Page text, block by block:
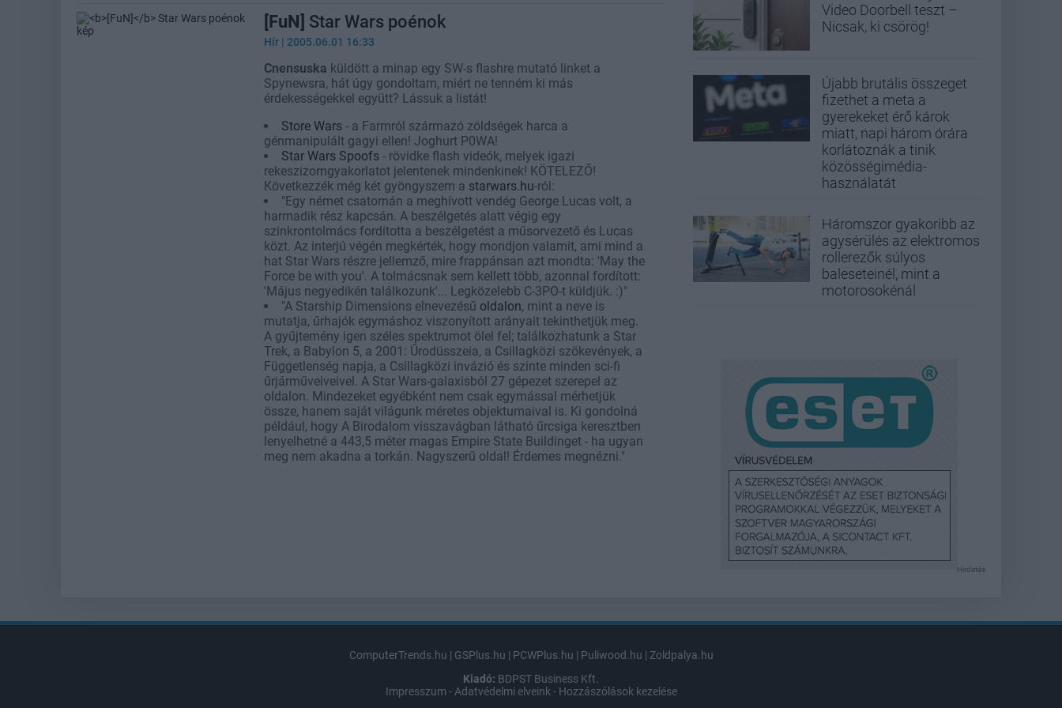
[FuN] Star Wars poénok
Hír | 2005.06.01 16:33
Cnensuska küldött a minap egy SW-s flashre mutató linket a
Spynewsra, hát úgy gondoltam, miért ne tenném ki más
érdekességekkel együtt? Lássuk a listát!
Store Wars - a Farmról származó zöldségek harca a
génmanipulált gagyi ellen! Joghurt P0WA!
Star Wars Spoofs - rövidke flash videók, melyek igazi
rekeszizomgyakorlatot jelentenek mindenkinek! KÖTELEZŐ!
Következzék még két gyöngyszem a starwars.hu-ról:
"Egy német csatornán a meghívott vendég George Lucas volt, a
harmadik rész kapcsán. A beszélgetés alatt végig egy
szinkrontolmács fordította a beszélgetést a műsorvezető és Lucas
közt. Az interjú végén megkérték, hogy mondjon valamit, ami mind a
hat Star Wars részre jellemző, mire frappánsan azt mondta: 'May the
Force be with you'. A tolmácsnak sem kellett több, azonnal fordított:
'Május negyedikén találkozunk'... Legközelebb C-3PO-t küldjük. :)"
"A Starship Dimensions elnevezésű oldalon, mint a neve is
mutatja, űrhajók egymáshoz viszonyított arányait tekinthetjük meg.
A gyűjtemény igen széles spektrumot ölel fel; találkozhatunk a Star
Trek, a Babylon 5, a 2001: Űrodüsszeia, a Csillagközi szökevények, a
Függetlenség napja, a Csillagközi invázió és szinte minden sci-fi
űrjárműveiveivel. A Star Wars-galaxisból 27 gépezet szerepel az
oldalon. Mindezeket egyébként nem csak egymással mérhetjük
össze, hanem saját világunk méretes objektumaival is. Ki gondolná
például, hogy A Birodalom visszavágban látható űrcsiga keresztben
lenyelhetné a 443,5 méter magas Empire State Buildinget - ha ugyan
meg nem akadna a torkán. Nagyszerű oldal! Érdemes megnézni."
Video Doorbell teszt –
Nicsak, ki csörög!
Újabb brutális összeget
fizethet a meta a
gyerekeket érő károk
miatt, napi három órára
korlátoznák a tinik
közösségimédia-
használatát
Háromszor gyakoribb az
agysérülés az elektromos
rollerezők súlyos
baleseteinél, mint a
motorosokénál
Hirdetés
ComputerTrends.hu | GSPlus.hu | PCWPlus.hu | Puliwood.hu | Zoldpalya.hu
Kiadó: BDPST Business Kft.
Impresszum - Adatvédelmi elveink - Hozzászólások kezelése